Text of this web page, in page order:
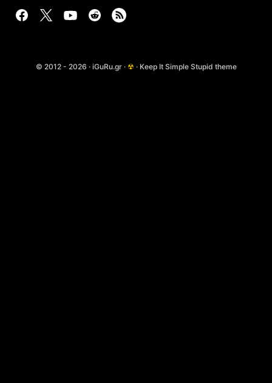
© 2012 - 2026 · iGuRu.gr · ☢ · Keep It Simple Stupid theme